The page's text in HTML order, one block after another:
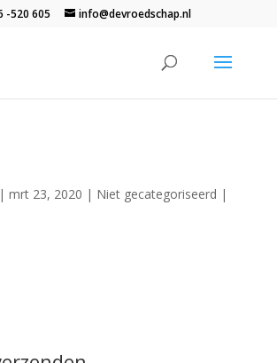
-520 605 info@devroedschap.nl
| mrt 23, 2020 | Niet gecategoriseerd |